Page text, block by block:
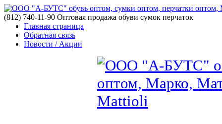
(812) 740-11-90 Оптовая продажа обуви сумок перчаток
Главная страница
Обратная связь
Новости / Акции